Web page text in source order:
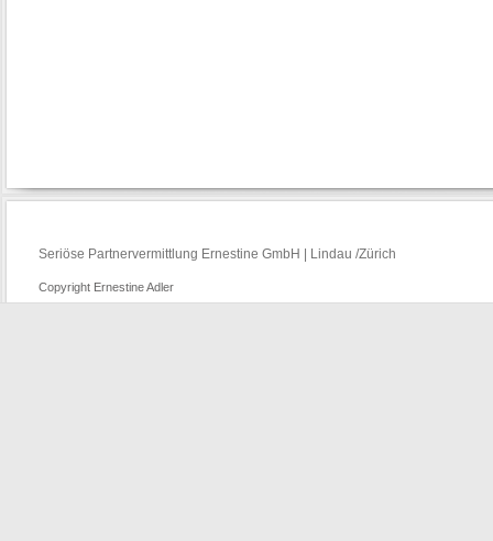
Seriöse Partnervermittlung Ernestine GmbH | Lindau /Zürich
Copyright Ernestine Adler